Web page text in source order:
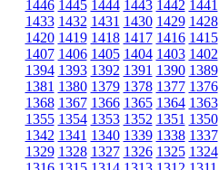
1446 1445 1444 1443 1442 1441
1433 1432 1431 1430 1429 1428
1420 1419 1418 1417 1416 1415
1407 1406 1405 1404 1403 1402
1394 1393 1392 1391 1390 1389
1381 1380 1379 1378 1377 1376
1368 1367 1366 1365 1364 1363
1355 1354 1353 1352 1351 1350
1342 1341 1340 1339 1338 1337
1329 1328 1327 1326 1325 1324